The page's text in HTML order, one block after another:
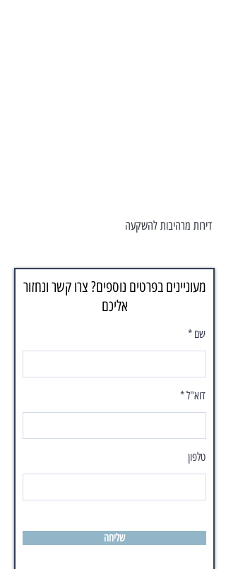
דירות מרהיבות להשקעה
מעוניינים בפרטים נוספים? צרו קשר ונחזור
אליכם
שם
דוא"ל
טלפון
שליחה